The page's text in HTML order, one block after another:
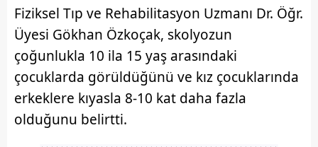
Fiziksel Tıp ve Rehabilitasyon Uzmanı Dr. Öğr.
Üyesi Gökhan Özkoçak, skolyozun
çoğunlukla 10 ila 15 yaş arasındaki
çocuklarda görüldüğünü ve kız çocuklarında
erkeklere kıyasla 8-10 kat daha fazla
olduğunu belirtti.